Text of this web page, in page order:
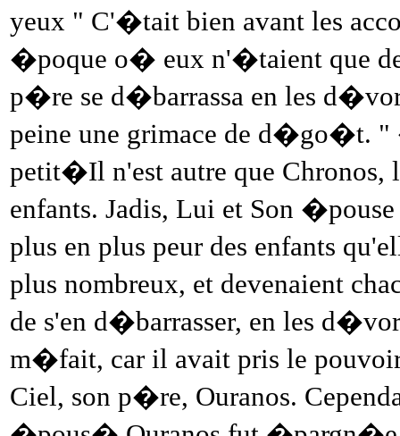
yeux " C'�tait bien avant les
�poque o� eux n'�taient que
p�re se d�barrassa en les
peine une grimace de d�go�t.
petit�Il n'est autre que Chronos,
enfants. Jadis, Lui et Son
plus en plus peur des enfants
plus nombreux, et devenaient
de s'en d�barrasser, en les
m�fait, car il avait pris le
Ciel, son p�re, Ouranos.